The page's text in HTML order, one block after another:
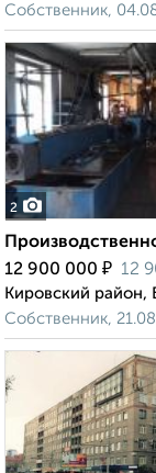
Собственник,
2
12 900 000 ₽ 12
Кировский район,
Собственник,